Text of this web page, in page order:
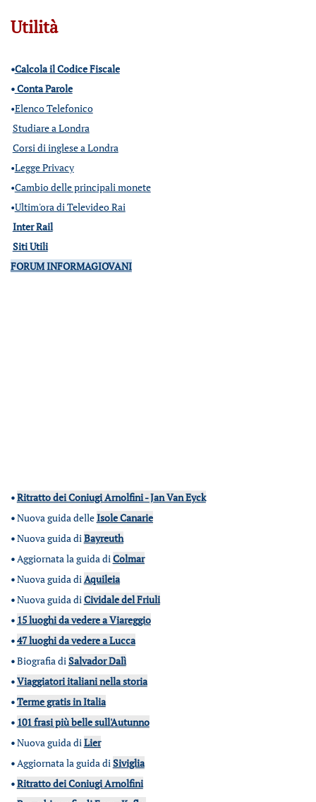
Utilità
•Calcola il Codice Fiscale
•Conta Parole
•Elenco Telefonico
Studiare a Londra
Corsi di inglese a Londra
•Legge Privacy
•Cambio delle principali monete
•Ultim'ora di Televideo Rai
Inter Rail
Siti Utili
FORUM INFORMAGIOVANI
•Ritratto dei Coniugi Arnolfini - Jan Van Eyck
•Nuova guida delleIsole Canarie
•Nuova guida diBayreuth
•Aggiornata la guida diColmar
•Nuova guida diAquileia
•Nuova guida diCividale del Friuli
• 15 luoghi da vedere a Viareggio
•47 luoghi da vedere a Lucca
•Biografia diSalvador Dalì
•Viaggiatori italiani nella storia
•Terme gratis in Italia
• 101 frasi più belle sull'Autunno
•Nuova guida diLier
•Aggiornata la guida diSiviglia
•Ritratto dei Coniugi Arnolfini